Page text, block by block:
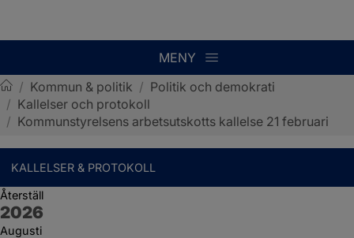
MENY
Sotenäs kommun
/ Kommun & politik / Politik och demokrati
/ Kallelser och protokoll
/ Kommunstyrelsens arbetsutskotts kallelse 21 februari
KALLELSER & PROTOKOLL
Återställ
År:
2026
Augusti